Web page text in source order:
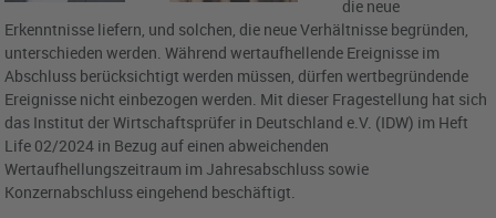
die neue
Erkenntnisse liefern, und solchen, die neue Verhältnisse begründen,
unterschieden werden. Während wertaufhellende Ereignisse im
Abschluss berücksichtigt werden müssen, dürfen wertbegründende
Ereignisse nicht einbezogen werden. Mit dieser Fragestellung hat sich
das Institut der Wirtschaftsprüfer in Deutschland e.V. (IDW) im Heft
Life 02/2024 in Bezug auf einen abweichenden
Wertaufhellungszeitraum im Jahresabschluss sowie
Konzernabschluss eingehend beschäftigt.